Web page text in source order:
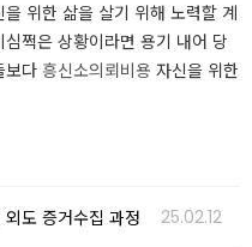
위한 삶을 살기 위해 노력할 계
쩍은 상황이라면 용기 내어 당
보다 흥신소의뢰비용 자신을 위한
도 증거수집 과정 25.02.12